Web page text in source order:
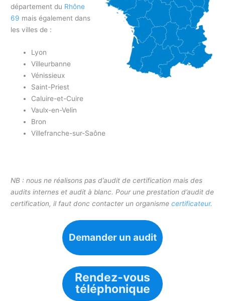
département du Rhône
69 mais également dans
les villes de :
Lyon
Villeurbanne
Vénissieux
Saint-Priest
Caluire-et-Cuire
Vaulx-en-Velin
Bron
Villefranche-sur-Saône
NB : nous ne réalisons pas d’audit de certification mais des
audits internes et audit à blanc. Pour une prestation d’audit de
certification, il faut donc contacter un organismecertificateur.
Demander un audit
Rendez-vous
téléphonique